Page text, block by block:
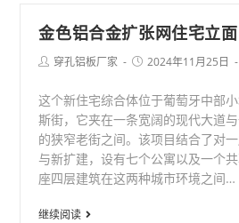
金色铝合金扩张网住宅立面
Post穿孔铝板厂家
Post2024年11月25日
这个新住宅综合体位于葡萄牙中部
斯街，它夹在一条宽阔的现代大道
的狭窄老街之间。该项目结合了对
与新扩建，设有七个公寓以及一个
座四层建筑在这两种城市环境之间…
继续阅读
金